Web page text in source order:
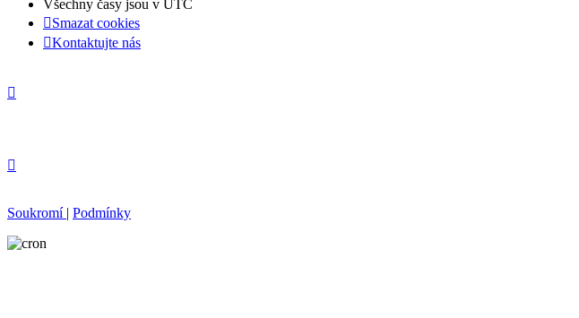
Všechny časy jsou v UTC
Smazat cookies
Kontaktujte nás
Soukromí | Podmínky